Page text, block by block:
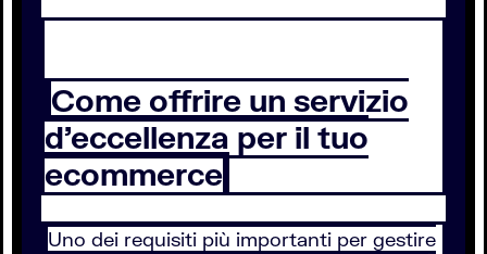
Come offrire un servizio
d’eccellenza per il tuo
ecommerce
Uno dei requisiti più importanti per gestire